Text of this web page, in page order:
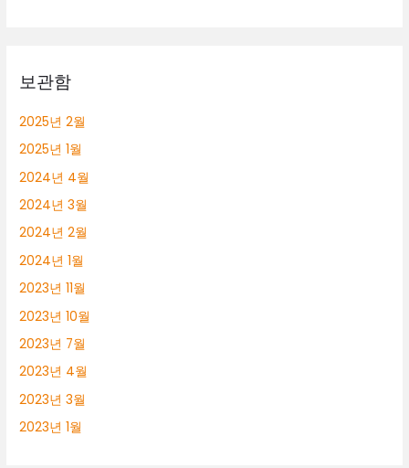
보관함
2025년 2월
2025년 1월
2024년 4월
2024년 3월
2024년 2월
2024년 1월
2023년 11월
2023년 10월
2023년 7월
2023년 4월
2023년 3월
2023년 1월